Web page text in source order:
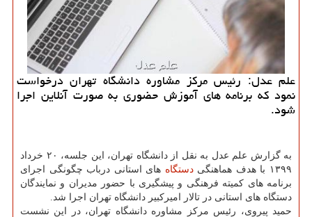
علم عدل: رئیس مركز مشاوره دانشگاه تهران درخواست
نمود كه برنامه های آموزش حضوری به صورت آنلاین اجرا
شود.
به گزارش علم عدل به نقل از دانشگاه تهران، این جلسه، ۲۰ خرداد
۱۳۹۹ با هدف هماهنگی
دستگاه های استانی درباب چگونگی اجرای
برنامه های کمیته فرهنگی و پیشگیری با حضور مدیران و نمایندگان
دستگاه های استانی در تالار امیرکبیر دانشگاه تهران اجرا شد.
حمید پیروی، رئیس مرکز مشاوره دانشگاه تهران، در این نشست